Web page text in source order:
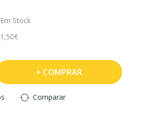
Em Stock
COMPRAR
Comparar